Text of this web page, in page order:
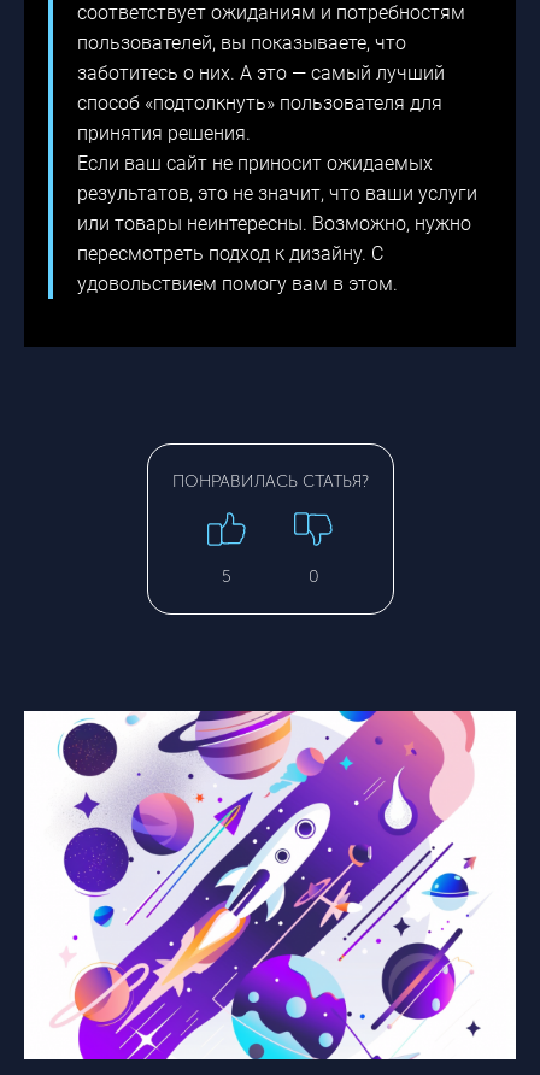
соответствует ожиданиям и потребностям
пользователей, вы показываете, что
заботитесь о них. А это — самый лучший
способ «подтолкнуть» пользователя для
принятия решения.
Если ваш сайт не приносит ожидаемых
результатов, это не значит, что ваши услуги
или товары неинтересны. Возможно, нужно
пересмотреть подход к дизайну. С
удовольствием помогу вам в этом.
ПОНРАВИЛАСЬ СТАТЬЯ?
5 0